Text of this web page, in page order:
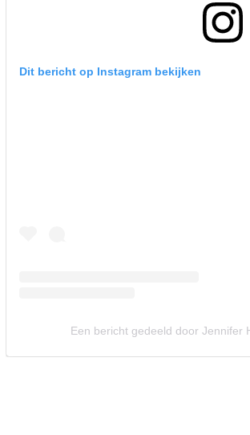
Dit bericht op Instagram bekijken
Een bericht gedeeld door Jennifer